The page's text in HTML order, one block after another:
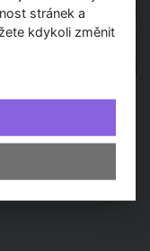
stránek a
kdykoli změnit